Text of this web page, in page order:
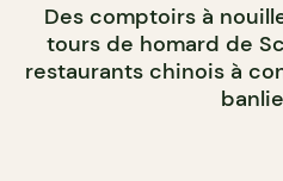
Des comptoirs à
tours de homard de
restaurants chinois à